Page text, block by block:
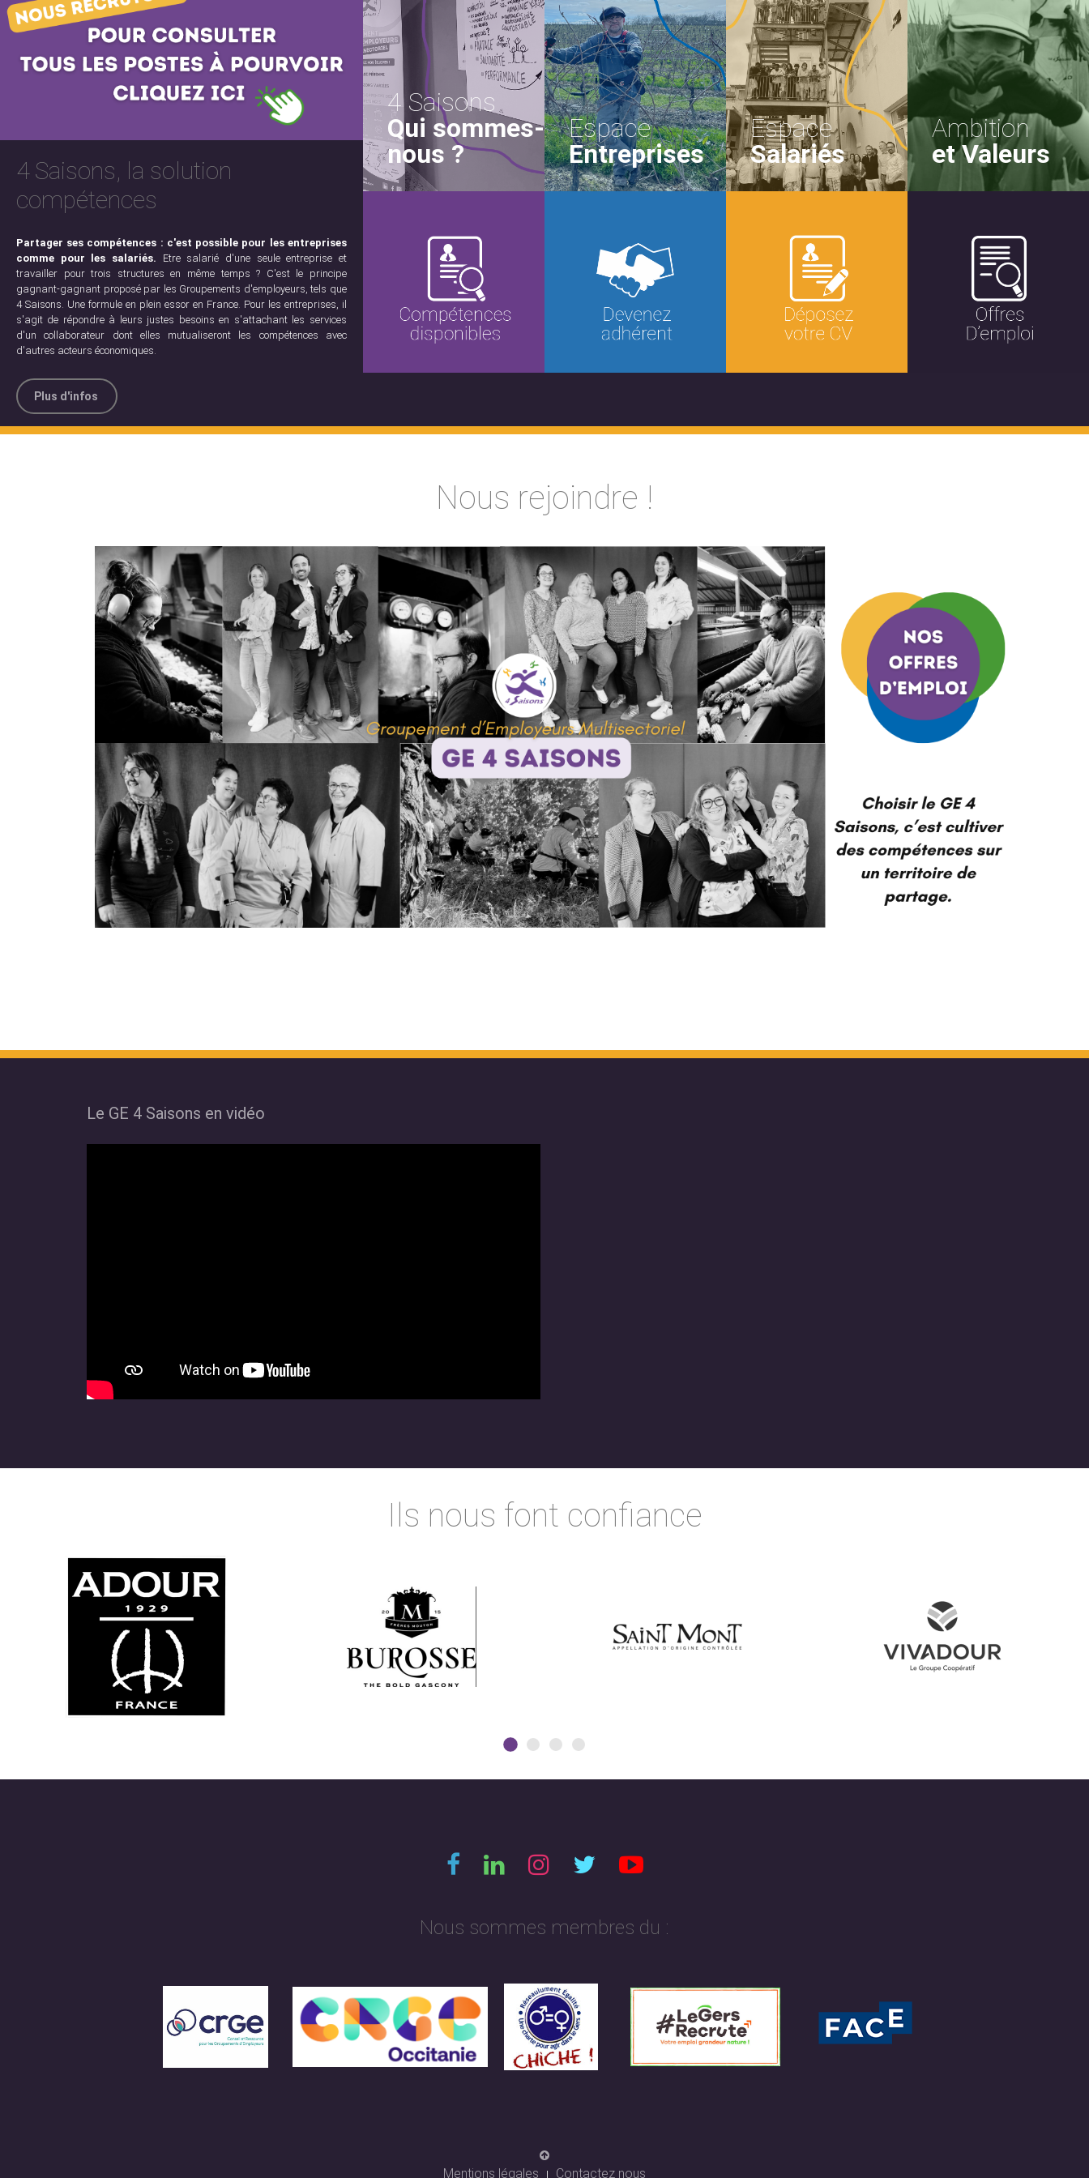
4 Saisons, la solution
compétences
Partager ses compétences : c'est possible pour les entreprises
comme pour les salariés. Etre salarié d'une seule entreprise et
travailler pour trois structures en même temps ? C'est le principe
gagnant-gagnant proposé par les Groupements d'employeurs, tels que
4 Saisons. Une formule en plein essor en France. Pour les entreprises, il
s'agit de répondre à leurs justes besoins en s'attachant les services
d'un collaborateur dont elles mutualiseront les compétences avec
d'autres acteurs économiques.
Plus d'infos
4 Saisons
Qui sommes-
nous ?
Espace
Entreprises
Espace
Salariés
Ambition
et Valeurs
Nous rejoindre !
Le GE 4 Saisons en vidéo
Ils nous font confiance
Nous sommes membres du :
Mentions légales Contactez nous